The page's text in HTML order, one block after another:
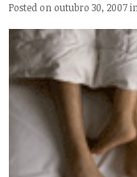
Posted on outubro 30, 2007